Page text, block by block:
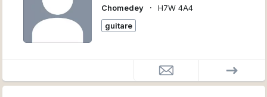
Chomedey
∙
H7W 4A4
guitare